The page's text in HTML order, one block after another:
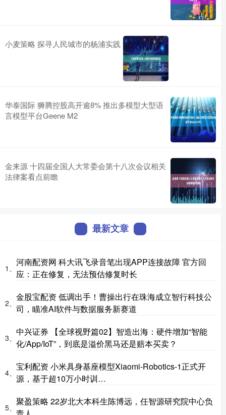
小麦策略 探寻人民城市的杨浦实践
华泰国际 狮腾控股高开逾8% 推出多模型大型语
言模型平台Geene M2
金来源 十四届全国人大常委会第十八次会议相关
法律案看点前瞻
最新文章
1、
河南配资网 科大讯飞录音笔出现APP连接故障 官方回
应：正在修复，无法预估修复时长
2、
金股宝配资 低调出手！曹操出行在珠海成立智行科技公
司，瞄准AI软件与数据服务新赛道
3、
中兴证券 【全球视野篇02】智造出海：硬件增加“智能
化/App/IoT”，到底是溢价黑马还是赔本买卖？
4、
宝利配资 小米具身基座模型Xiaomi-Robotics-1正式开
源，基于超10万小时训…
5、
聚盈策略 22岁北大本科生陈博远，任智源研究院中心负